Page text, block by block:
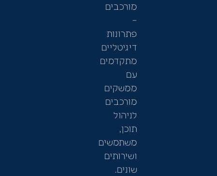
מורכבים
–
פתרונות
דיגיטליים
מתקדמים
עם
ממשקים
מורכבים
לניהול
תוכן,
משתמשים
ושירותים
שונים.